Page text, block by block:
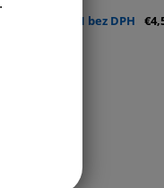
€3,71 bez DPH